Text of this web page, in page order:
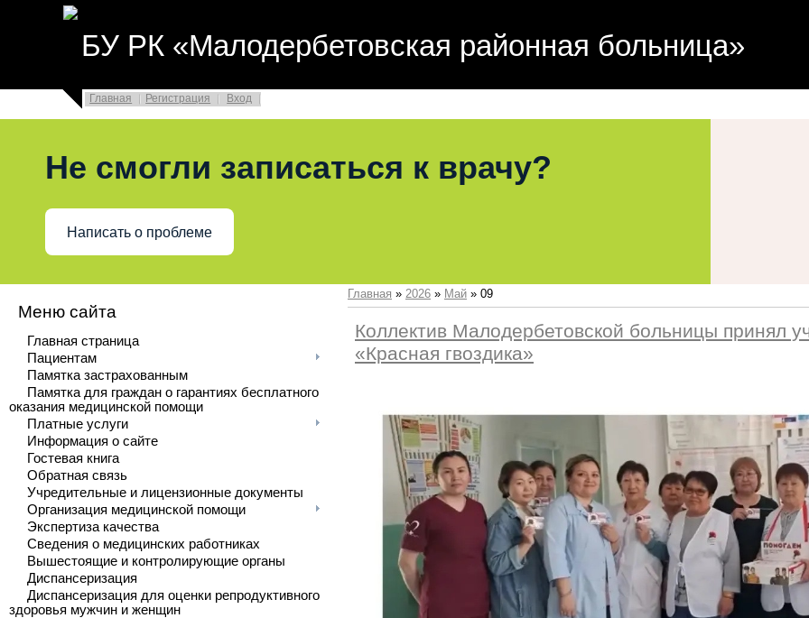
БУ РК «Малодербетовская районная больница»
Главная Регистрация Вход
Не смогли записаться к врачу?
Написать о проблеме
Меню сайта
Главная страница
Пациентам
Памятка застрахованным
Памятка для граждан о гарантиях бесплатного
оказания медицинской помощи
Платные услуги
Информация о сайте
Гостевая книга
Обратная связь
Учредительные и лицензионные документы
Организация медицинской помощи
Экспертиза качества
Сведения о медицинских работниках
Вышестоящие и контролирующие органы
Диспансеризация
Диспансеризация для оценки репродуктивного
здоровья мужчин и женщин
Главная » 2026 » Май » 09
Коллектив Малодербетовской больницы принял
«Красная гвоздика»